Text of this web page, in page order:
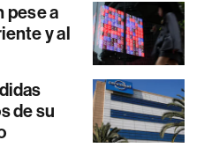
pese a
y al
de su